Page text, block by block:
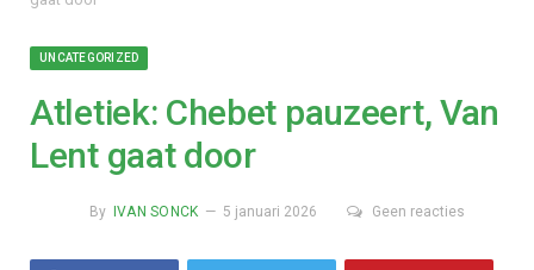
UNCATEGORIZED
Atletiek: Chebet pauzeert, Van
Lent gaat door
By IVAN SONCK 5 januari 2026 Geen reacties